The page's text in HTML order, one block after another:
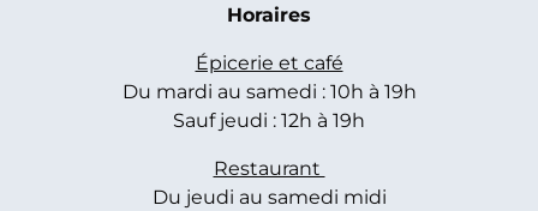
Horaires
Épicerie et café
Du mardi au samedi : 10h à 19h
Sauf jeudi : 12h à 19h
Restaurant
Du jeudi au samedi midi